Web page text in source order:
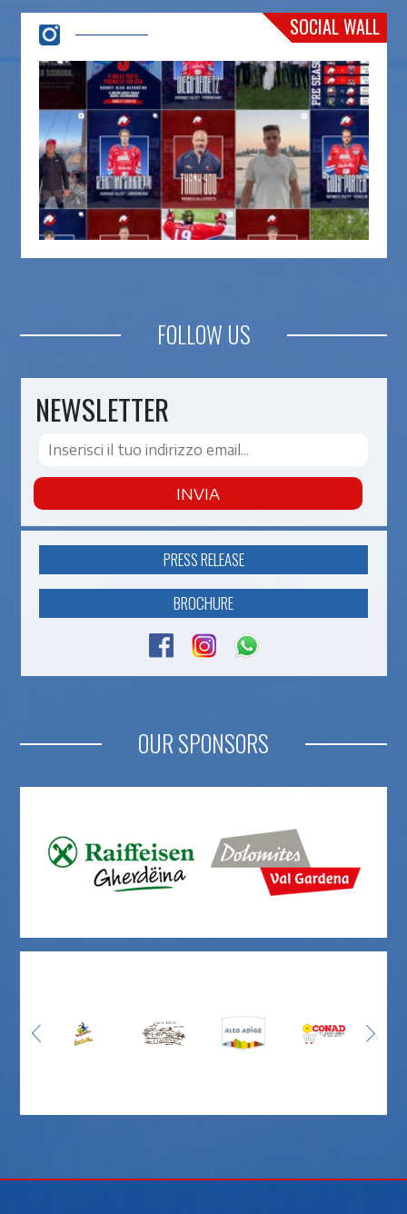
SOCIAL WALL
FOLLOW US
NEWSLETTER
INVIA
PRESS RELEASE
BROCHURE
OUR SPONSORS